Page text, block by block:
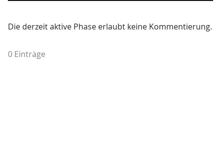
Die derzeit aktive Phase erlaubt keine Kommentierung.
0 Einträge